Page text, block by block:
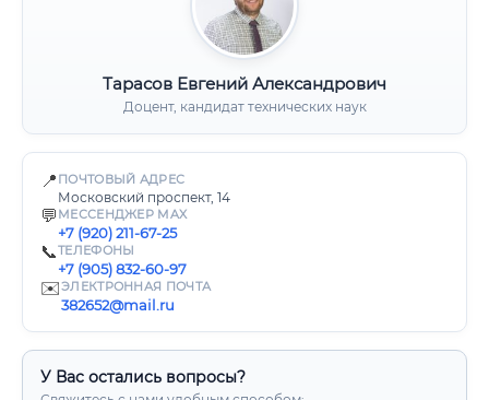
Тарасов Евгений Александрович
Доцент, кандидат технических наук
📍 ПОЧТОВЫЙ АДРЕС
Московский проспект, 14
💬 МЕССЕНДЖЕР MAX
+7 (920) 211-67-25
📞ТЕЛЕФОНЫ
+7 (905) 832-60-97
✉️ЭЛЕКТРОННАЯ ПОЧТА
382652@mail.ru
У Вас остались вопросы?